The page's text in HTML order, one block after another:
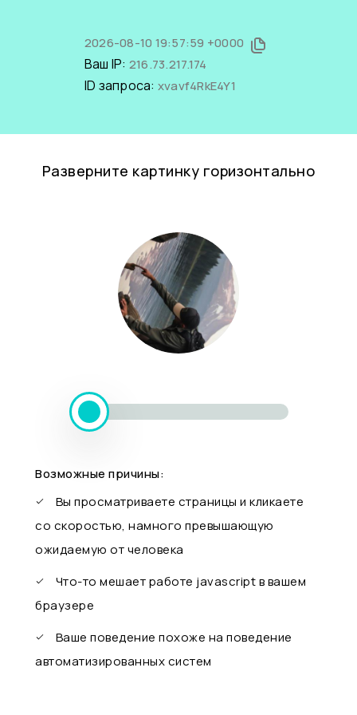
2026-08-10 19:57:59 +0000
Ваш IP: 216.73.217.174
ID запроса: xvavf4RkE4Y1
Разверните картинку горизонтально
Возможные причины:
Вы просматриваете страницы и кликаете
со скоростью, намного превышающую
ожидаемую от человека
Что-то мешает работе javascript в вашем
браузере
Ваше поведение похоже на поведение
автоматизированных систем